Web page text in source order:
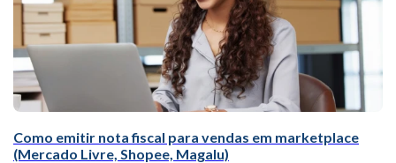
Como emitir nota fiscal para vendas em marketplace
(Mercado Livre, Shopee, Magalu)